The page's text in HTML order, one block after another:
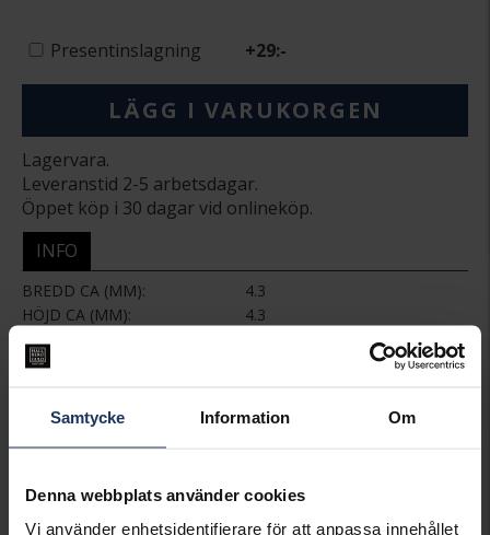
Samtycke Information Om
Denna webbplats använder cookies
Vi använder enhetsidentifierare för att anpassa innehållet
Presentinslagning +29:-
LÄGG I VARUKORGEN
Lagervara.
Leveranstid 2-5 arbetsdagar.
Öppet köp i 30 dagar vid onlineköp.
INFO
BREDD CA (MM)
4.3
HÖJD CA (MM)
4.3
MATERIAL
STEN/PÄRLA
Diamant
DIAMANTKLARHET
SI
VIKT CA (GRAM)
0,91